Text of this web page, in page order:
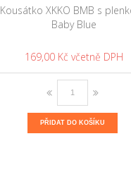
Kousátko XKKO BMB s
Baby Blue
169,00 Kč
PŘIDAT DO KOŠÍKU